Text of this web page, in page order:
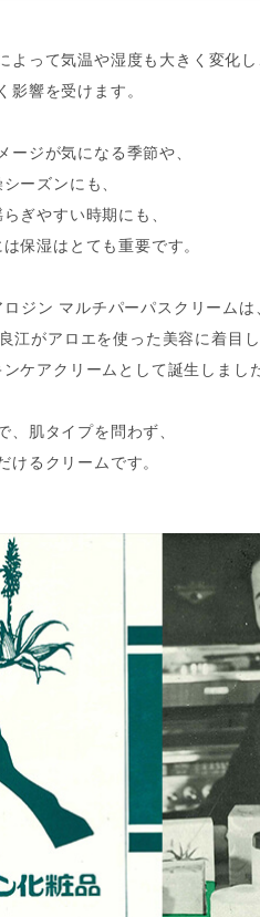
よって気温や湿度も 大きく変化し
影響を受けます。
ージが気になる季節や、
ーズンにも、
ぎやすい時期にも、
保湿はとても重要です。
ロジン マルチパーパスクリームは
江がアロエを使った美容に着目し
ケアクリームとして誕生しまし
、肌タイプを問わず、
けるクリームです。